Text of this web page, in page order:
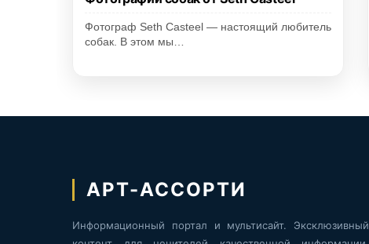
Фотограф Seth Casteel — настоящий любитель
собак. В этом мы…
АРТ-АССОРТИ
Информационный портал и мультисайт. Эксклюзивный